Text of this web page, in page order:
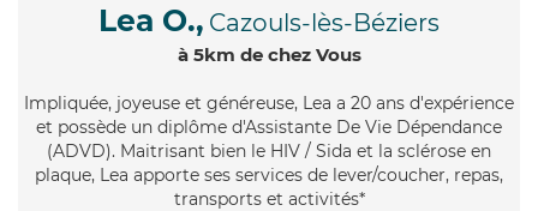
Lea O., Cazouls-lès-Béziers
à 5km de chez Vous
Impliquée, joyeuse et généreuse, Lea a 20 ans d'expérience
et possède un diplôme d'Assistante De Vie Dépendance
(ADVD). Maitrisant bien le HIV / Sida et la sclérose en
plaque, Lea apporte ses services de lever/coucher, repas,
transports et activités*